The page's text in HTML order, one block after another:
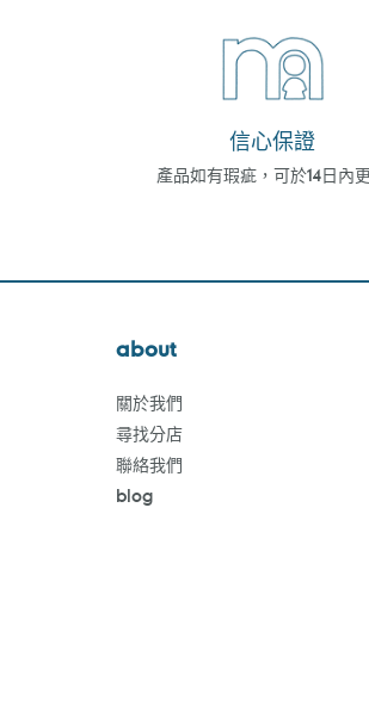
信心保證
產品如有瑕疵，可於14日內
about
關於我們
尋找分店
聯絡我們
blog